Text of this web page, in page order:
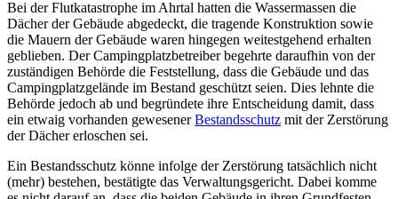
Bei der Flutkatastrophe im Ahrtal hatten die Wassermassen die
Dächer der Gebäude abgedeckt, die tragende Konstruktion sowie
die Mauern der Gebäude waren hingegen weitestgehend erhalten
geblieben. Der Campingplatzbetreiber begehrte daraufhin von der
zuständigen Behörde die Feststellung, dass die Gebäude und das
Campingplatzgelände im Bestand geschützt seien. Dies lehnte die
Behörde jedoch ab und begründete ihre Entscheidung damit, dass
ein etwaig vorhanden gewesenerBestandsschutz mit der Zerstörung
der Dächer erloschen sei.
Ein Bestandsschutz könne infolge der Zerstörung tatsächlich nicht
(mehr) bestehen, bestätigte das Verwaltungsgericht. Dabei komme